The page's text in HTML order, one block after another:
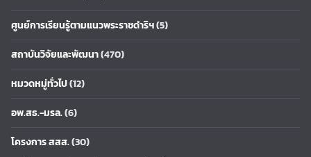
ศูนย์การเรียนรู้ตามแนวพระราชดำริฯ(5)
สถาบันวิจัยและพัฒนา(470)
หมวดหมู่ทั่วไป(12)
อพ.สธ.-มรล.(6)
โครงการ สสส.(30)